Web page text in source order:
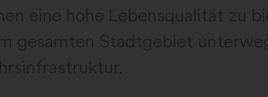
eine hohe Lebensqualität zu
gesamten Stadtgebiet